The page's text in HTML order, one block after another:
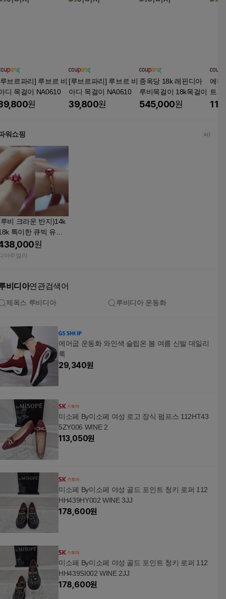
브르파리] 루브르 비
디 목걸이 NA0610
원
[루브르파리] 루브르 비
아디 목걸이 NA0610
39,800원
종옥당 18k 레핀디아
루비목걸이 18k목걸이
545,000원
에뛰
트
워쇼핑
비 크라운 반지)14k
특이한 큐빅 유색
벌 기념일 선물 영롱
원
아주얼리
비디아연관검색어
제옥스 루비디아 루비디아 운동화
에어굽 운동화 와인색 슬립온 봄 여름 신발 데일리
룩
29,340원
미소페 By미소페 여성 로고 장식 펌프스 112HT43
5ZY006 WINE 2
113,050원
미소페 By미소페 야성 골드 포인트 청키 로퍼 112
HH439HY002 WINE 3JJ
178,600원
미소페 By미소페 야성 골드 포인트 청키 로퍼 112
HH439SI002 WINE 2JJ
178,600원